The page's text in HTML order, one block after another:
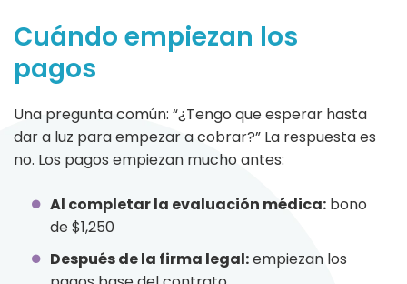
Cuándo empiezan los
pagos
Una pregunta común: “¿Tengo que esperar hasta
dar a luz para empezar a cobrar?” La respuesta es
no. Los pagos empiezan mucho antes:
Al completar la evaluación médica: bono
de $1,250
Después de la firma legal:empiezan los